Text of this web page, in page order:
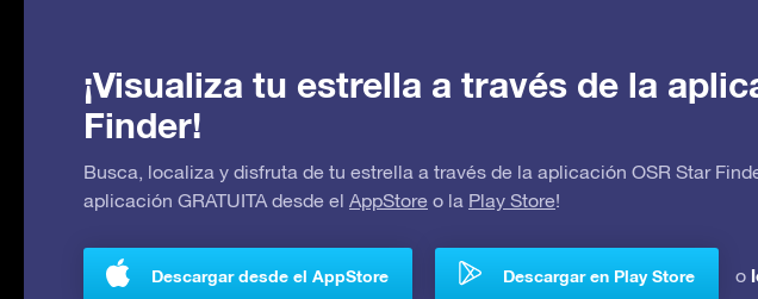
¡Visualiza tu estrella a través de la
Finder!
Busca, localiza y disfruta de tu estrella a través de la aplicación OSR Star
aplicación GRATUITA desde el AppStore o la Play Store!
Descargar desde el AppStore Descargar en Play Store o